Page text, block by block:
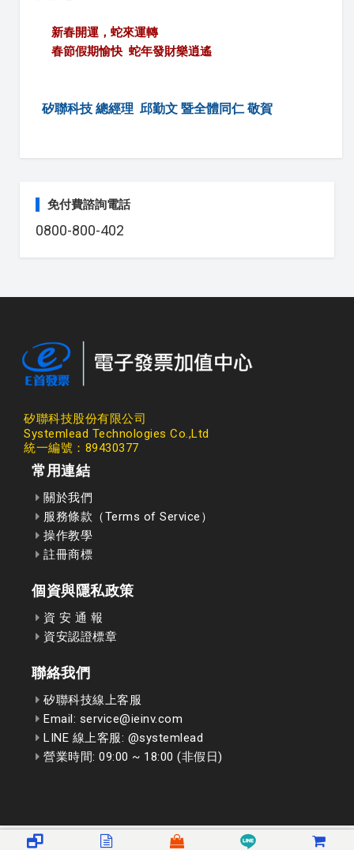
     春節假期愉快
蛇年發財樂逍遙
矽聯科技 總經理  邱勤文 暨全體同仁 敬賀
免付費諮詢電話
0800-800-402
矽聯科技股份有限公司
Systemlead Technologies Co.,Ltd
統一編號：89430377
常用連結
關於我們
服務條款（Terms of Service）
操作教學
註冊商標
個資與隱私政策
資 安 通 報
資安認證標章
聯絡我們
矽聯科技線上客服
Email: service@ieinv.com
LINE 線上客服: @systemlead
營業時間: 09:00 ~ 18:00 (非假日)